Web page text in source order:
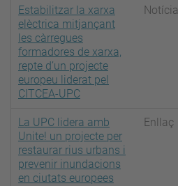
Estabilitzar la xarxa
elèctrica mitjançant
les càrregues
formadores de xarxa,
repte d’un projecte
europeu liderat pel
CITCEA-UPC
Notícia
La UPC lidera amb
Unite! un projecte per
restaurar rius urbans i
prevenir inundacions
en ciutats europees
Enllaç